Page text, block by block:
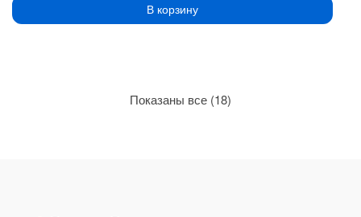
В корзину
Показаны все (18)